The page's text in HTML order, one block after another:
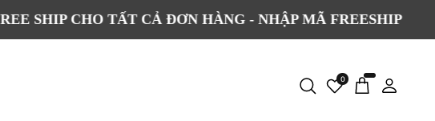
CHO TẤT CẢ ĐƠN HÀNG - NHẬP MÃ FREESHIP
0